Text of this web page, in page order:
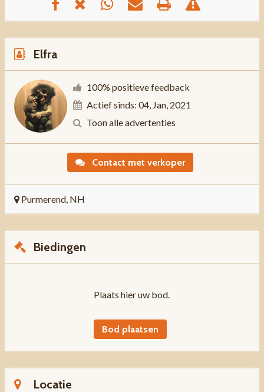
Elfra
100% positieve feedback
Actief sinds: 04, Jan, 2021
Toon alle advertenties
Contact met verkoper
Purmerend, NH
Biedingen
Plaats hier uw bod.
Bod plaatsen
Locatie